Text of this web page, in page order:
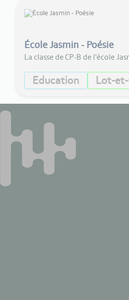
École Jasmin - Poésie
La classe de CP-B de l'école
Education Lot-